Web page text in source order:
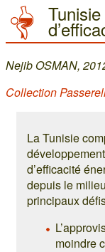
Nejib OSMAN,
Collection
La Tunisie
d’efficacité
depuis le
principaux
moindre